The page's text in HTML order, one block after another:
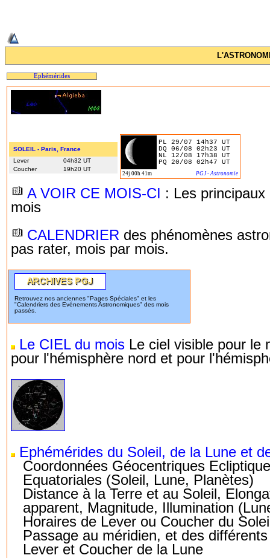
Ephémérides
SOLEIL - Paris, France
Lever
04h32 UT
Coucher
19h20 UT
PL 29/07 14h37 UT
DQ 06/08 02h23 UT
NL 12/08 17h38 UT
PQ 20/08 02h47 UT
24j 00h 41m PGJ - Astronomie
A VOIR CE MOIS-CI : Les
mois
CALENDRIER des phénomènes
pas rater, mois par mois.
Retrouvez nos anciennes "Pages Spéciales" et les
"Calendriers des Evénements Astronomiques" des mois
passés.
Le CIEL du mois Le ciel visible pour le
pour l'hémisphère nord et pour
Ephémérides du Soleil, de la Lune et
Coordonnées Géocentriques
Equatoriales (Soleil, Lune, Planètes)
Distance à la Terre et au Soleil,
apparent, Magnitude, Illumination
Horaires de Lever ou Coucher du
Passage au méridien, et des
Lever et Coucher de la Lune